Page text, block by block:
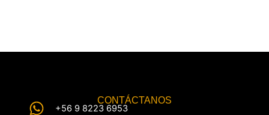
CONTÁCTANOS
+56 9 8223 6953